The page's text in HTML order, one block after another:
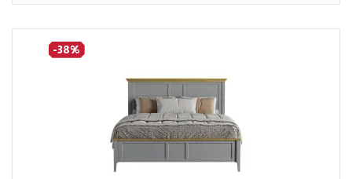
-38%